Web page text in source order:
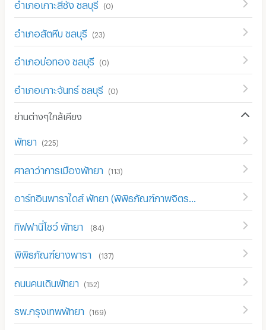
อำเภอเกาะสีชัง ชลบุรี (0)
อำเภอสัตหีบ ชลบุรี (23)
อำเภอบ่อทอง ชลบุรี (0)
อำเภอเกาะจันทร์ ชลบุรี (0)
ย่านต่างๆใกล้เคียง
พัทยา (225)
ศาลาว่าการเมืองพัทยา (113)
ทิฟฟานี่โชว์ พัทยา (84 )
พิพิธภัณฑ์ยางพารา (137)
ถนนคนเดินพัทยา (152)
รพ.กรุงเทพพัทยา (169)